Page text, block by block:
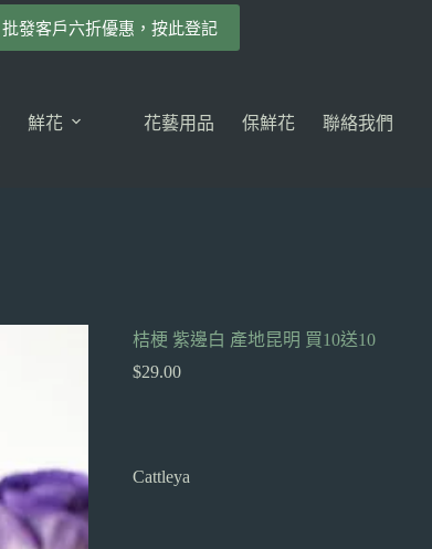
批發客戶六折優惠，按此登記
鮮花 花藝用品 保鮮花 聯絡我們
桔梗 紫邊白 產地昆明 買10送10
$29.00
Cattleya